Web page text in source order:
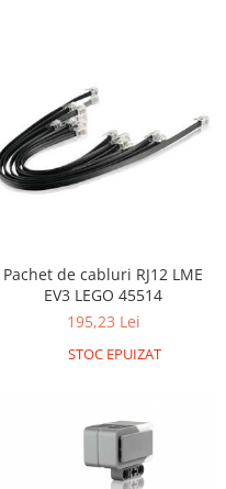
Pachet de cabluri RJ12 LME
EV3 LEGO 45514
195,23 Lei
STOC EPUIZAT